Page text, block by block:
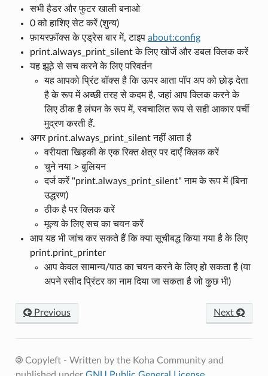
सभी हैडर और फुटर खाली बनाओ
0 को हाशिए सेट करें (शुन्य)
फ़ायरफ़ॉक्स के एड्रेस बार में, टाइप about:config
print.always_print_silent के लिए खोजें और डबल क्लिक करें
यह झूठे से सच करने के लिए परिवर्तन
यह आपको प्रिंट बॉक्स है कि ऊपर आता पॉप अप को छोड़ देता
है के रूप में अच्छी तरह से कदम है, जहां आप क्लिक करने के
लिए ठीक है लंघन के रूप में, स्वचालित रूप से सही आकार पर्ची
मुद्रण करती हैं.
अगर print.always_print_silent नहीं आता है
वरीयता खिड़की के एक रिक्त क्षेत्र पर दाएँ क्लिक करें
चुने नया > बुलियन
दर्ज करें "print.always_print_silent" नाम के रूप में (बिना
उद्धरण)
ठीक है पर क्लिक करें
मूल्य के लिए सच का चयन करें
आप यह भी जांच कर सकते हैं कि क्या सूचीबद्ध किया गया है के लिए
print.print_printer
आप केवल सामान्य/पाठ का चयन करने के लिए हो सकता है (या
अपने रसीद प्रिंटर का नाम दिया जा सकता है जो कुछ भी)
Previous Next
Copyleft - Written by the Koha Community and